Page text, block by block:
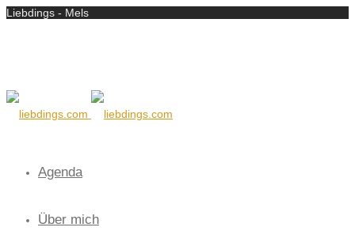
Liebdings - Mels
Agenda
Über mich